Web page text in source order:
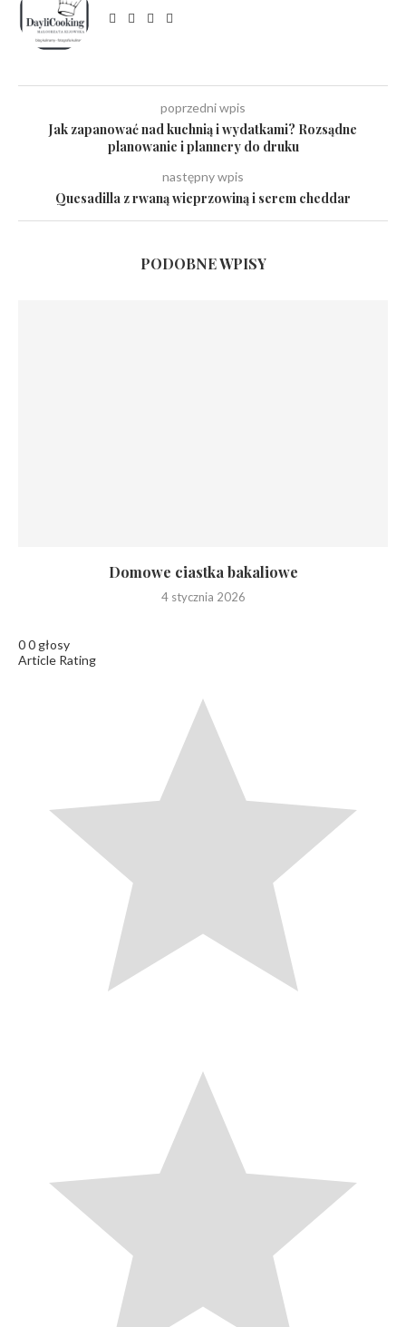
poprzedni wpis
Jak zapanować nad kuchnią i wydatkami? Rozsądne
planowanie i plannery do druku
następny wpis
Quesadilla z rwaną wieprzowiną i serem cheddar
PODOBNE WPISY
Domowe ciastka bakaliowe
4 stycznia 2026
00 głosy
Article Rating